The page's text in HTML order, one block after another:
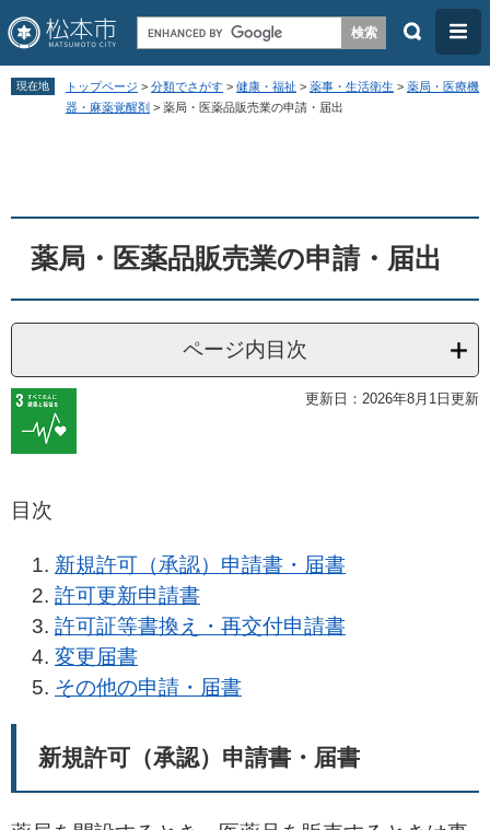
ペ
す
。
メ
し
て
文
検
メ
ニ
ュ
現在地 トップページ > 分類でさがす > 健康・福祉 > 薬事・生活衛生 > 薬局・医療機
器・麻薬覚醒剤 > 薬局・医薬品販売業の申請・届出
薬局・医薬品販売業の申請・届出
ページ内目次
更新日：2026年8月1日更新
目次
新規許可（承認）申請書・届書
許可更新申請書
許可証等書換え・再交付申請書
変更届書
その他の申請・届書
新規許可（承認）申請書・届書